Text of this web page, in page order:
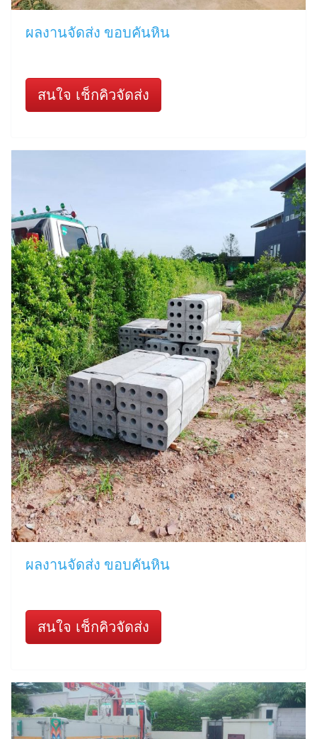
ผลงานจัดส่ง ขอบคันหิน
สนใจ เช็กคิวจัดส่ง
ผลงานจัดส่ง ขอบคันหิน
สนใจ เช็กคิวจัดส่ง